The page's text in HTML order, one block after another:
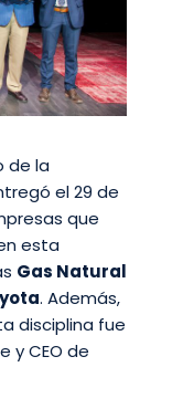
de la
el 29 de
que
esta
Gas Natural
. Además,
disciplina fue
y CEO de